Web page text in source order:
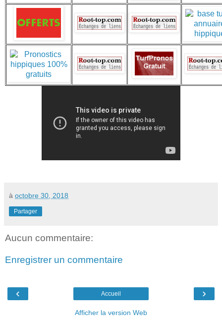
à octobre 30, 2018
Partager
Aucun commentaire:
Enregistrer un commentaire
‹ ›
Accueil
Afficher la version Web